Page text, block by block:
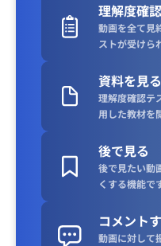
理解度確
動画を全て見
ストが受けら
資料を見る
理解度確認テ
用した教材を
後で見る
後で見たい動
くする機能で
コメント
動画に対して